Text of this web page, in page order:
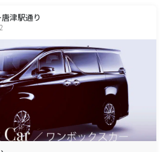
津駅通り